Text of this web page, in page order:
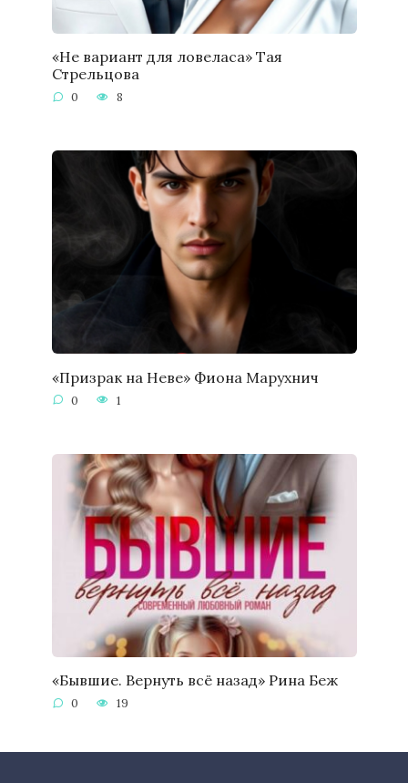
«Не вариант для ловеласа» Тая
Стрельцова
0 8
«Призрак на Неве» Фиона Марухнич
0 1
«Бывшие. Вернуть всё назад» Рина Беж
0 19